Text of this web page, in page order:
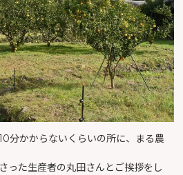
分かからないくらいの所に、まる農
った生産者の丸田さんとご挨拶をし